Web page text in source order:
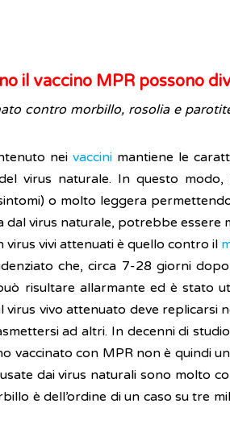
il vaccino MPR possono
contro morbillo, rosolia e
nei vaccini mantiene le
virus naturale. In questo
o molto leggera
dal virus naturale, potrebbe essere
vivi attenuati è quello contro il
che, circa 7-28 giorni
risultare allarmante ed è stato
virus vivo attenuato deve
ad altri. In decenni di
vaccinato con MPR non è quindi
dai virus naturali sono molto
è dell’ordine di un caso su tre